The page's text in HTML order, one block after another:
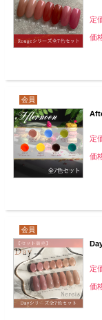
定
価
会員
定
価
会員
定
価